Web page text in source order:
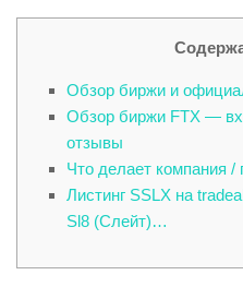
Обзор биржи и
Обзор биржи FTX —
отзывы
Что делает компания /
Листинг SSLX на
Sl8 (Слейт)…